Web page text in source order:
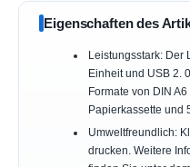
Eigenschaften des
Leistungsstark: Der
Einheit und USB 2.
Formate von DIN
Papierkassette und
Umweltfreundlich:
drucken. Weitere